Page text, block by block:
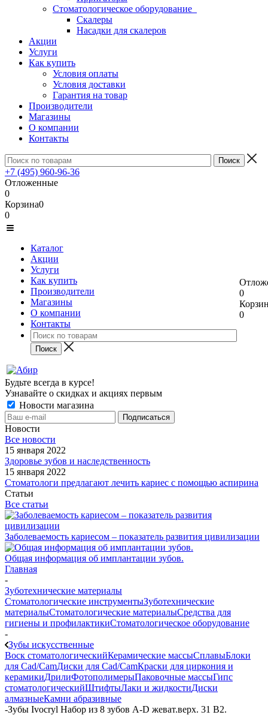
Стоматологическое оборудование
Скалеры
Насадки для скалеров
Акции
Услуги
Как купить
Условия оплаты
Условия доставки
Гарантия на товар
Производители
Магазины
О компании
Контакты
+7 (495) 960-96-36
Отложенные
0
Корзина0
0
Каталог
Акции
Услуги
Как купить
Производители
Магазины
О компании
Контакты
0
0
Будьте всегда в курсе!
Узнавайте о скидках и акциях первым
Новости магазина
Новости
Все новости
15 января 2022
Здоровье зубов и наследственность
15 января 2022
Стоматологи предлагают лечить кариес с помощью аспирина
Статьи
Все статьи
Заболеваемость кариесом – показатель развития цивилизации
Общая информация об имплантации зубов.
Главная
-
Зуботехнические материалы
Стоматологические инструментыЗуботехнические
материалыСтоматологические материалыСредства для
гигиены и профилактикиСтоматологическое оборудование
-
Зубы искусственные
Воск стоматологическийКерамические массыСплавыБлоки
для Cad/CamДиски для Cad/CamКраски для циркония и
керамикиДрилиФотополимерыПаковочные массыГипс
стоматологическийШтифтыЛаки и жидкостиДиски
алмазныеКамни абразивные
-Зубы Ivocryl Набор из 8 зубов A-D жеват.верх. 31 B2.